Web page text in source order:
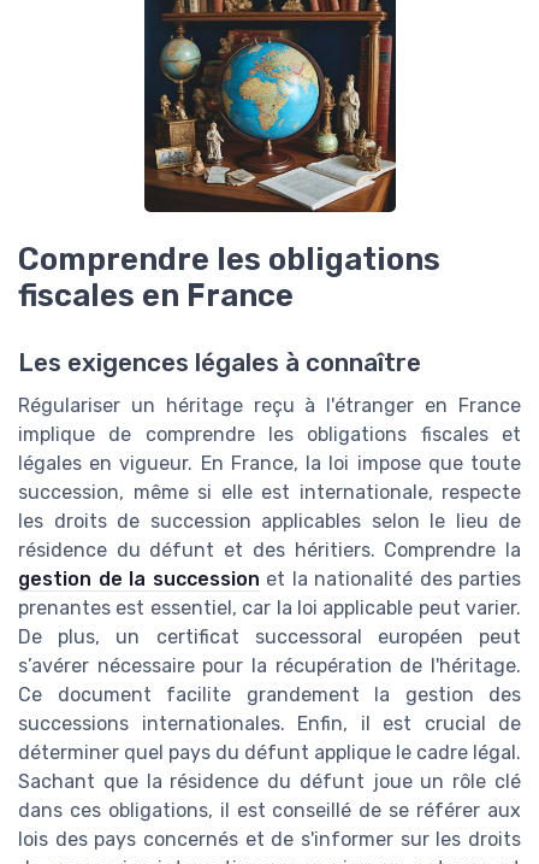
Comprendre les obligations
fiscales en France
Les exigences légales à connaître
Régulariser un héritage reçu à l'étranger en France
implique de comprendre les obligations fiscales et
légales en vigueur. En France, la loi impose que toute
succession, même si elle est internationale, respecte
les droits de succession applicables selon le lieu de
résidence du défunt et des héritiers. Comprendre la
gestion de la succession et la nationalité des parties
prenantes est essentiel, car la loi applicable peut varier.
De plus, un certificat successoral européen peut
s’avérer nécessaire pour la récupération de l'héritage.
Ce document facilite grandement la gestion des
successions internationales. Enfin, il est crucial de
déterminer quel pays du défunt applique le cadre légal.
Sachant que la résidence du défunt joue un rôle clé
dans ces obligations, il est conseillé de se référer aux
lois des pays concernés et de s'informer sur les droits